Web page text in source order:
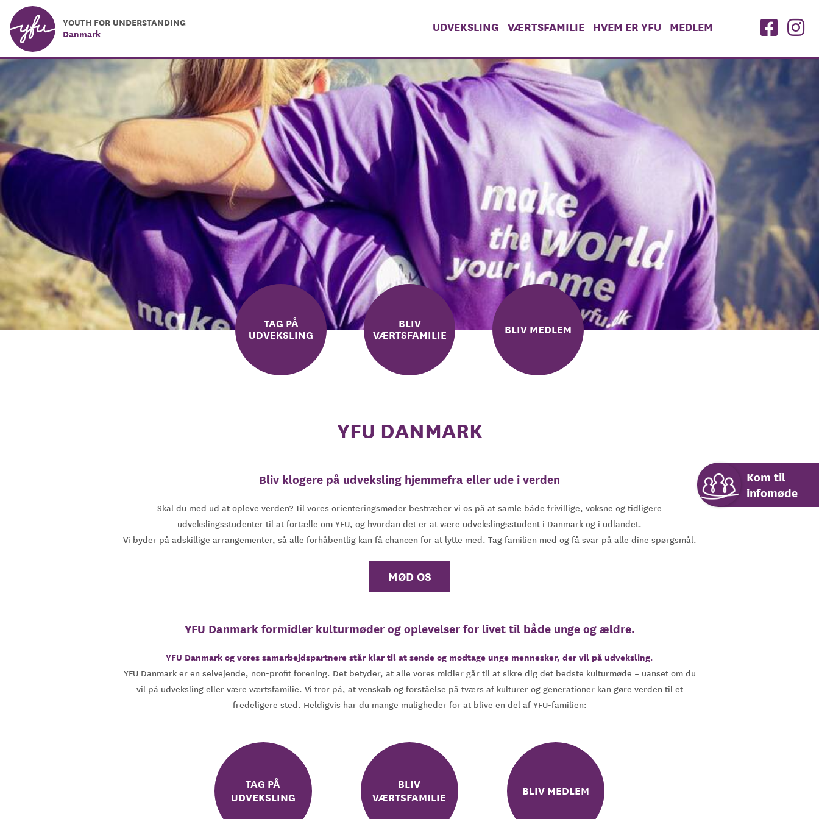
YOUTH FOR UNDERSTANDING
Danmark
UDVEKSLING VÆRTSFAMILIE HVEM ER YFU MEDLEM
TAG PÅ
UDVEKSLING
BLIV
VÆRTSFAMILIE
BLIV MEDLEM
YFU DANMARK
Bliv klogere på udveksling hjemmefra eller ude i verden
Skal du med ud at opleve verden? Til vores orienteringsmøder bestræber vi os på at samle både frivillige, voksne og tidligere
udvekslingsstudenter til at fortælle om YFU, og hvordan det er at være udvekslingsstudent i Danmark og i udlandet.
Vi byder på adskillige arrangementer, så alle forhåbentlig kan få chancen for at lytte med. Tag familien med og få svar på alle dine spørgsmål.
MØD OS
YFU Danmark formidler kulturmøder og oplevelser for livet til både unge og ældre.
YFU Danmark og vores samarbejdspartnere står klar til at sende og modtage unge mennesker, der vil på udveksling.
YFU Danmark er en selvejende, non-profit forening. Det betyder, at alle vores midler går til at sikre dig det bedste kulturmøde – uanset om du
vil på udveksling eller være værtsfamilie. Vi tror på, at venskab og forståelse på tværs af kulturer og generationer kan gøre verden til et
fredeligere sted. Heldigvis har du mange muligheder for at blive en del af YFU-familien:
TAG PÅ
UDVEKSLING
BLIV
VÆRTSFAMILIE
BLIV MEDLEM
Kom til
infomøde